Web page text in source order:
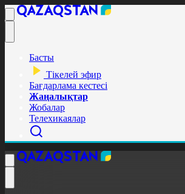
Басты
Тікелей эфир
Бағдарлама кестесі
Жаңалықтар
Жобалар
Телехикаялар